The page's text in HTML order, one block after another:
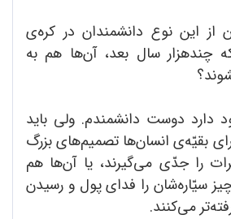
الان از این نوع دانشمندان در کره‌ی
چندهزار سال بعد، آن‌ها هم به
وجود دارد دوست دانشمندم. ولی باید
بقیّه‌ی انسان‌ها تصمیم‌‌های بزرگ
را جدّی می‌گیرند، یا آن‌ها هم
سیّاره‌شان را فدای پول و رسیدن
می‌کنند.